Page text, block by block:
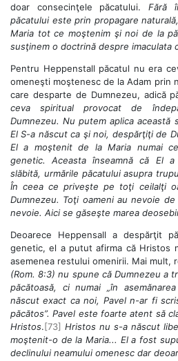
doar consecinţele păcatului. Fără
păcatului este prin propagare
Maria tot ce moştenim şi noi de la
susţinem o doctrină despre imaculata
Pentru Heppenstall păcatul nu era
omeneşti moştenesc de la Adam prin
care desparte de Dumnezeu, adică
ceva spiritual provocat de
Dumnezeu. Nu putem aplica această
El S-a născut ca şi noi, despărţiţi de
El a moştenit de la Maria numai
genetic. Aceasta înseamnă că El
slăbită, urmările păcatului asupra
În ceea ce priveşte pe toţi ceilalţi
Dumnezeu. Toţi oameni au nevoie
nevoie. Aici se găseşte marea
Deoarece Heppensall a despărţit
genetic, el a putut afirma că Hristos
asemenea restului omenirii. Mai mult,
(Rom. 8:3) nu spune că Dumnezeu a
păcătoasă, ci numai „în
născut exact ca noi, Pavel n-ar fi
păcătos”. Pavel este foarte atent să
Hristos.[73] Hristos nu s-a născut
moştenit-o de la Maria... El a fost
declinului neamului omenesc dar